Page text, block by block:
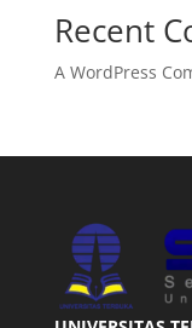
Recent
A WordPress